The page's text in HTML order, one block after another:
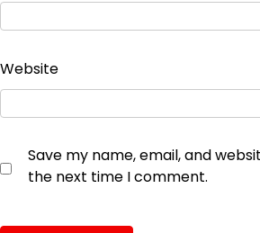
Website
Save my name, email, and
the next time I comment.